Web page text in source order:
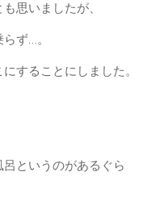
思いましたが、
ず…。
することにしました。
というのがあるぐら